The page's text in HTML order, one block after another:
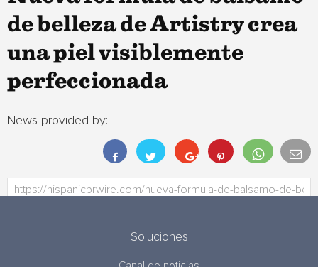
de belleza de Artistry crea
una piel visiblemente
perfeccionada
News provided by:
Soluciones